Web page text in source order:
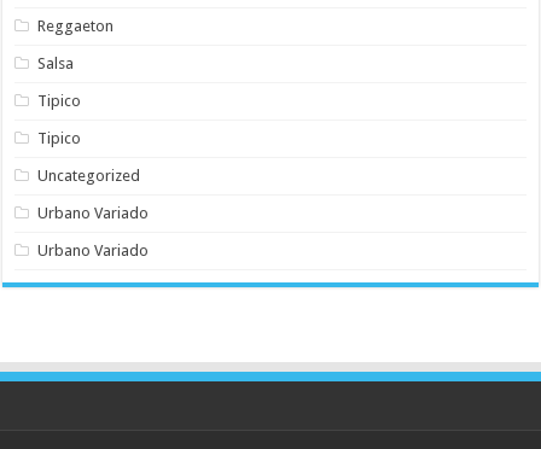
Reggaeton
Salsa
Tipico
Tipico
Uncategorized
Urbano Variado
Urbano Variado